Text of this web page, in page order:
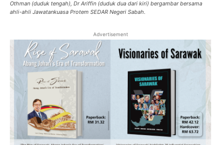
Othman (duduk tengah), Dr Ariffin (duduk dua dari kiri) bergambar bersama
ahli-ahli Jawatankuasa Protem SEDAR Negeri Sabah.
Advertisement